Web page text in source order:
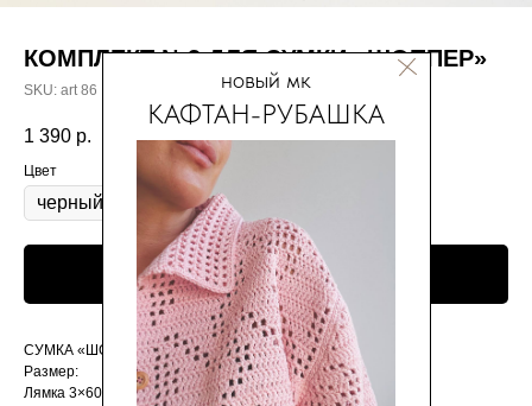
КАФТАН-РУБАШКА
новый мк
КОМПЛЕКТ №3 ДЛЯ СУМКИ «ШОППЕР»
SKU: art 86
1 390 р.
Цвет
Добавить в корзину
СУМКА «ШОППЕР»
Размер:
Лямка 3×60 см — 2 шт